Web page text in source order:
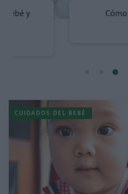
Cómo aliviar la
CUIDADOS DEL BEBÉ